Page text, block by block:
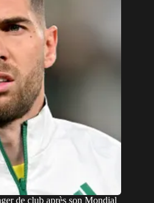
de club après son Mondial